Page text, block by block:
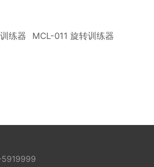
MCL-011 旋转训练器